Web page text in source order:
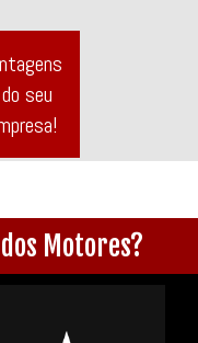
seu
Motores?